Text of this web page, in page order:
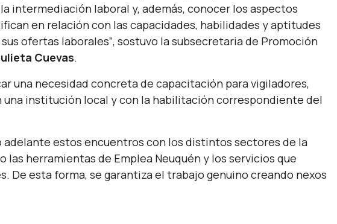
intermediación laboral y, además, conocer los aspectos
en relación con las capacidades, habilidades y aptitudes
ofertas laborales”, sostuvo la subsecretaria de Promoción
Cuevas.
una necesidad concreta de capacitación para vigiladores,
una institución local y con la habilitación correspondiente del
adelante estos encuentros con los distintos sectores de la
herramientas de Emplea Neuquén y los servicios que
De esta forma, se garantiza el trabajo genuino creando nexos